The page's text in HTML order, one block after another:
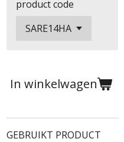
product code
In winkelwagen
GEBRUIKT PRODUCT